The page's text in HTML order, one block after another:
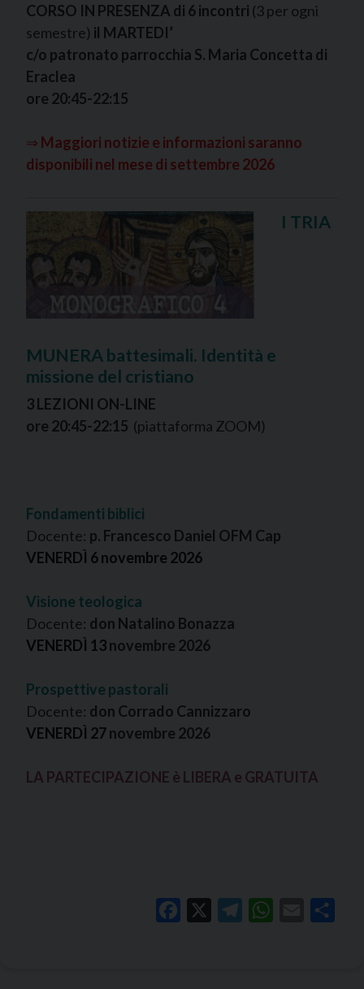
CORSO IN PRESENZA di 6 incontri (3 per ogni
semestre) il MARTEDI’
c/o patronato parrocchia S. Maria Concetta di
Eraclea
ore 20:45-22:15
⇒ Maggiori notizie e informazioni saranno
disponibili nel mese di settembre 2026
I TRIA
MUNERA battesimali. Identità e
missione del cristiano
3 LEZIONI ON-LINE
ore 20:45-22:15 (piattaforma ZOOM)
Fondamenti biblici
Docente: p. Francesco Daniel OFM Cap
VENERDÌ 6 novembre 2026
Visione teologica
Docente: don Natalino Bonazza
VENERDÌ 13novembre 2026
Prospettive pastorali
Docente: don Corrado Cannizzaro
VENERDÌ 27novembre 2026
LA PARTECIPAZIONE è LIBERA e GRATUITA
Facebook TelegramWhatsApp
Email